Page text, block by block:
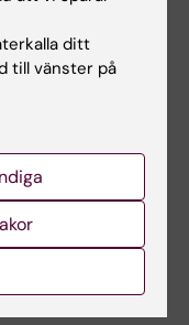
minska risken för
kopplas till
och levercancer
kronisk
studie från
Gut.
ditt
till vänster på